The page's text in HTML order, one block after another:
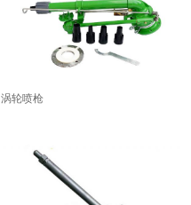
涡轮喷枪